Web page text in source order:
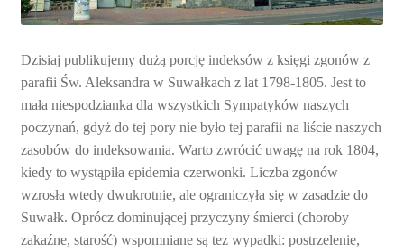
Dzisiaj publikujemy dużą porcję indeksów z księgi zgonów z
parafii Św. Aleksandra w Suwałkach z lat 1798-1805. Jest to
mała niespodzianka dla wszystkich Sympatyków naszych
poczynań, gdyż do tej pory nie było tej parafii na liście naszych
zasobów do indeksowania. Warto zwrócić uwagę na rok 1804,
kiedy to wystąpiła epidemia czerwonki. Liczba zgonów
wzrosła wtedy dwukrotnie, ale ograniczyła się w zasadzie do
Suwałk. Oprócz dominującej przyczyny śmierci (choroby
zakaźne, starość) wspomniane są tez wypadki: postrzelenie,